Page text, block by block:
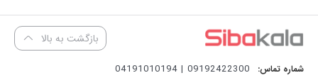
بازگشت به بالا
شماره تماس: 09192422300 | 04191010194